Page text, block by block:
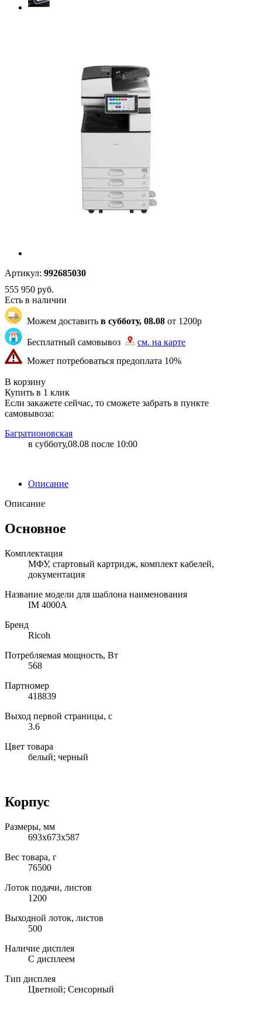
Артикул: 992685030
555 950 руб.
Есть в наличии
Можем доставить в субботу, 08.08 от 1200р
Бесплатный самовывоз
см. на карте
Может потребоваться предоплата 10%
В корзину
Купить в 1 клик
Если закажете сейчас, то сможете забрать в пункте
самовывоза:
Багратионовская
в субботу,08.08 после 10:00
Описание
Описание
Основное
Комплектация
МФУ, стартовый картридж, комплект кабелей,
документация
Название модели для шаблона наименования
IM 4000A
Бренд
Ricoh
Потребляемая мощность, Вт
568
Партномер
418839
Выход первой страницы, с
3.6
Цвет товара
белый; черный
Корпус
Размеры, мм
693x673x587
Вес товара, г
76500
Лоток подачи, листов
1200
Выходной лоток, листов
500
Наличие дисплея
С дисплеем
Тип дисплея
Цветной; Сенсорный